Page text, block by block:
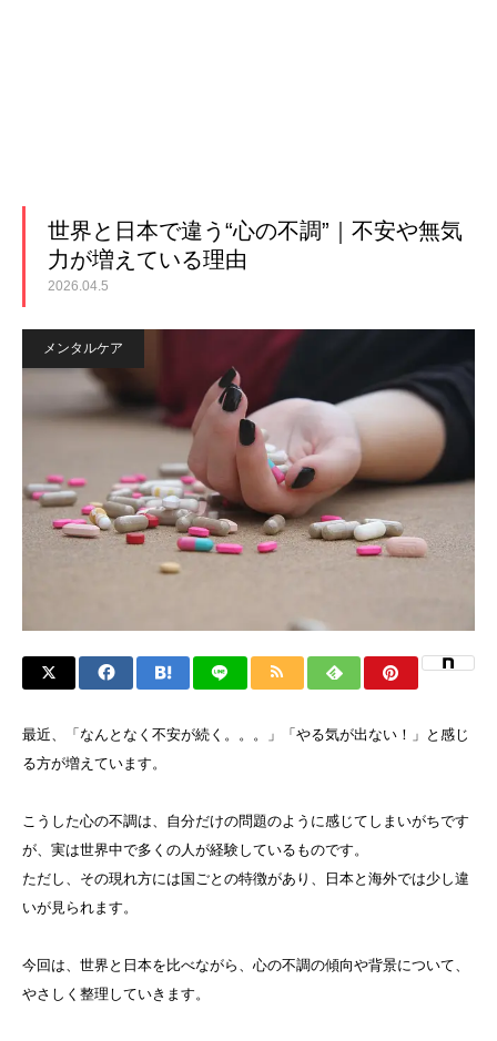
世界と日本で違う“心の不調”｜不安や無気
力が増えている理由
2026.04.5
メンタルケア
最近、「なんとなく不安が続く。。。」「やる気が出ない！」と感じ
る方が増えています。
こうした心の不調は、自分だけの問題のように感じてしまいがちです
が、実は世界中で多くの人が経験しているものです。
ただし、その現れ方には国ごとの特徴があり、日本と海外では少し違
いが見られます。
今回は、世界と日本を比べながら、心の不調の傾向や背景について、
やさしく整理していきます。